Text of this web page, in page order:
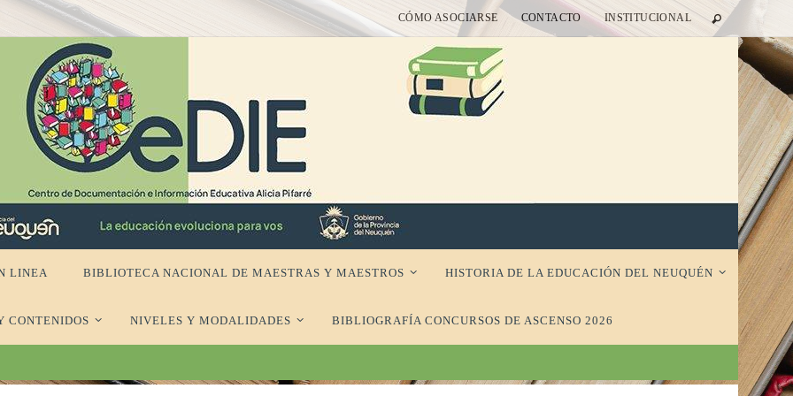
CÓMO ASOCIARSE CONTACTO INSTITUCIONAL
LINEA BIBLIOTECA NACIONAL DE MAESTRAS Y MAESTROS HISTORIA DE LA EDUCACIÓN DEL NEUQUÉN
CONTENIDOS NIVELES Y MODALIDADES BIBLIOGRAFÍA CONCURSOS DE ASCENSO 2026